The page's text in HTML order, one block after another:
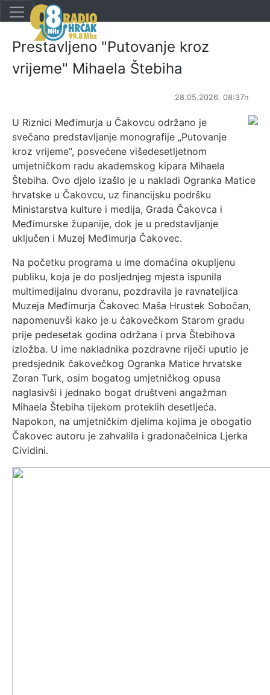
Prestavljeno "Putovanje kroz
vrijeme" Mihaela Štebiha
28.05.2026. 08:37h
U Riznici Međimurja u Čakovcu održano je
svečano predstavljanje monografije „Putovanje
kroz vrijeme“, posvećene višedesetljetnom
umjetničkom radu akademskog kipara Mihaela
Štebiha. Ovo djelo izašlo je u nakladi Ogranka Matice
hrvatske u Čakovcu, uz financijsku podršku
Ministarstva kulture i medija, Grada Čakovca i
Međimurske županije, dok je u predstavljanje
uključen i Muzej Međimurja Čakovec.
Na početku programa u ime domaćina okupljenu
publiku, koja je do posljednjeg mjesta ispunila
multimedijalnu dvoranu, pozdravila je ravnateljica
Muzeja Međimurja Čakovec Maša Hrustek Sobočan,
napomenuvši kako je u čakovečkom Starom gradu
prije pedesetak godina održana i prva Štebihova
izložba. U ime nakladnika pozdravne riječi uputio je
predsjednik čakovečkog Ogranka Matice hrvatske
Zoran Turk, osim bogatog umjetničkog opusa
naglasivši i jednako bogat društveni angažman
Mihaela Štebiha tijekom proteklih desetljeća.
Napokon, na umjetničkim djelima kojima je obogatio
Čakovec autoru je zahvalila i gradonačelnica Ljerka
Cividini.